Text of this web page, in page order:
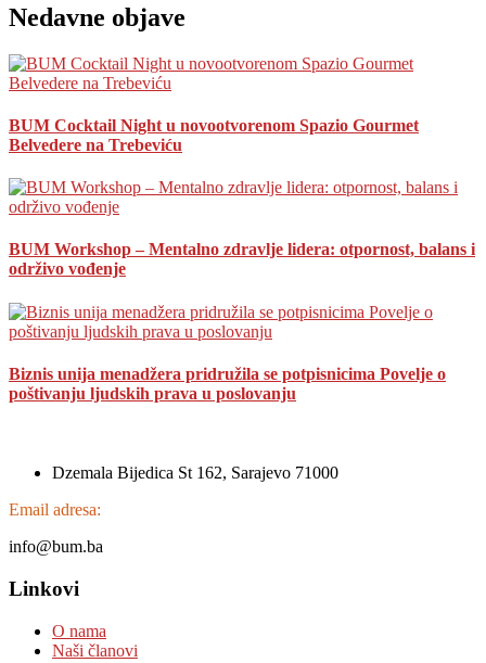
Nedavne objave
BUM Cocktail Night u novootvorenom Spazio Gourmet
Belvedere na Trebeviću
BUM Workshop – Mentalno zdravlje lidera: otpornost, balans i
održivo vođenje
Biznis unija menadžera pridružila se potpisnicima Povelje o
poštivanju ljudskih prava u poslovanju
Dzemala Bijedica St 162, Sarajevo 71000
Email adresa:
info@bum.ba
Linkovi
O nama
Naši članovi